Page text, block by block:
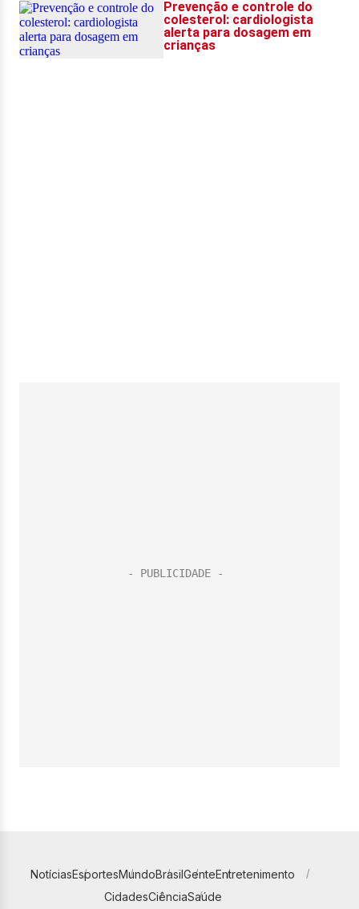
NotíciasEsportesMundoBrasilGenteEntretenimento
CidadesCiênciaSaúde